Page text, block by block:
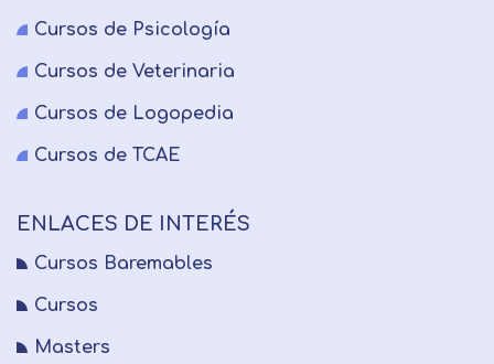
Cursos de Psicología
Cursos de Veterinaria
Cursos de Logopedia
Cursos de TCAE
ENLACES DE INTERÉS
Cursos Baremables
Cursos
Masters